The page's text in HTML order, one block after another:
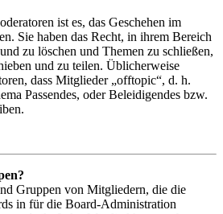
ist es, das Geschehen im
Sie haben das Recht, in ihrem Bereich
zu löschen und Themen zu schließen,
und zu teilen. Üblicherweise
dass Mitglieder „offtopic“, d. h.
Passendes, oder Beleidigendes bzw.
Gruppen von Mitgliedern, die die
in für die Board-Administration